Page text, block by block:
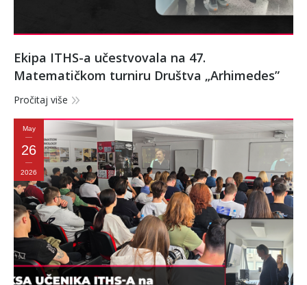
Ekipa ITHS-a učestvovala na 47.
Matematičkom turniru Društva „Arhimedes”
Pročitaj više
May
26
2026